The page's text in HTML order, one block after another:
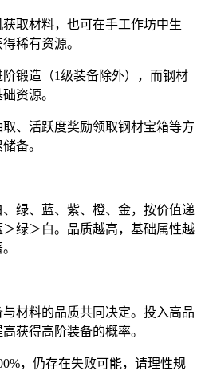
取材料，也可在手工作坊中生
稀有资源。
锻造（1级装备除外），而钢材
资源。
、活跃度奖励领取钢材宝箱等方
备。
绿、蓝、紫、橙、金，按价值递
绿＞白。品质越高，基础属性越
材料的品质共同决定。投入高品
获得高阶装备的概率。
，仍存在失败可能，请理性规